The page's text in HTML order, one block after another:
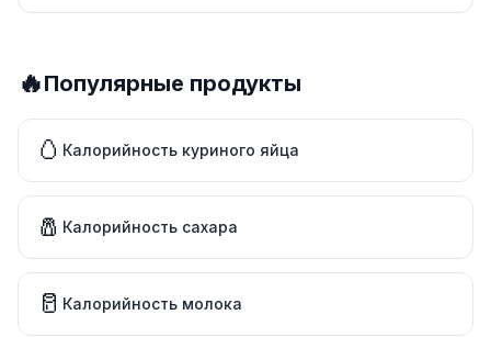
🔥Популярные продукты
🥚 Калорийность куриного яйца
🧂 Калорийность сахара
🥛 Калорийность молока